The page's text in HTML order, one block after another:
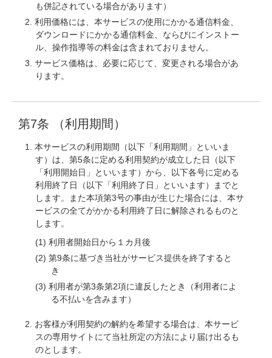
も併記されている場合があります）
利用価格には、本サービスの使用にかかる通信料金、
ダウンロードにかかる通信料金、ならびにインストー
ル、操作指導等の料金は含まれておりません。
サービス価格は、必要に応じて、変更される場合があ
ります。
第7条 （利用期間）
本サービスの利用期間（以下「利用期間」といいま
す）は、第5条に定める利用契約が成立した日（以下
「利用開始日」といいます）から、以下各号に定める
利用終了日（以下「利用終了日」といいます）までと
します。また本項第3号の事由が生じた場合には、本サ
ービスの全てがかかる利用終了日に解除されるものと
します。
利用者開始日から１カ月後
第9条に基づき当社がサービス提供を終了すると
き
利用者が第3条第2項に違反したとき（利用者によ
る不払いを含みます）
お客様が利用契約の解約を希望する場合は、本サービ
スの専用サイトにて当社所定の方法により届け出るも
のとします。